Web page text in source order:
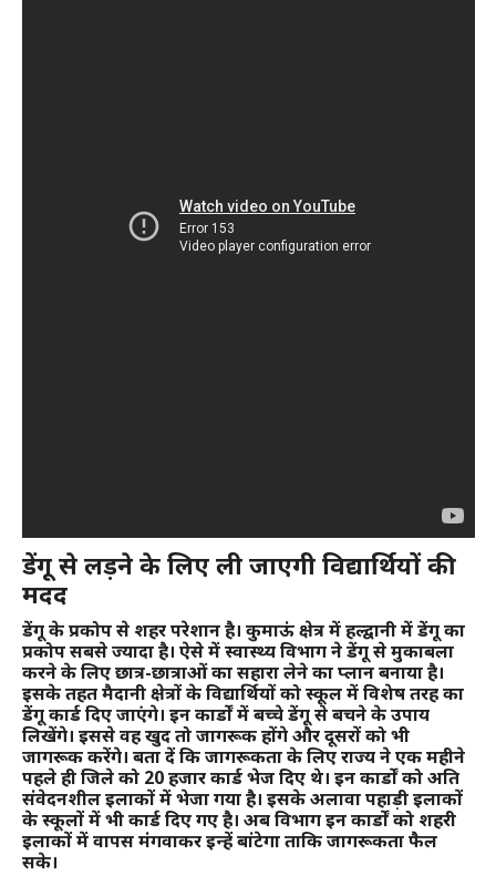
डेंगू से लड़ने के लिए ली जाएगी विद्यार्थियों की
मदद
डेंगू के प्रकोप से शहर परेशान है। कुमाऊं क्षेत्र में हल्द्वानी में डेंगू का
प्रकोप सबसे ज्यादा है। ऐसे में स्वास्थ्य विभाग ने डेंगू से मुकाबला
करने के लिए छात्र-छात्राओं का सहारा लेने का प्लान बनाया है।
इसके तहत मैदानी क्षेत्रों के विद्यार्थियों को स्कूल में विशेष तरह का
डेंगू कार्ड दिए जाएंगे। इन कार्डों में बच्चे डेंगू से बचने के उपाय
लिखेंगे। इससे वह खुद तो जागरूक होंगे और दूसरों को भी
जागरूक करेंगे। बता दें कि जागरूकता के लिए राज्य ने एक महीने
पहले ही जिले को 20 हजार कार्ड भेज दिए थे। इन कार्डों को अति
संवेदनशील इलाकों में भेजा गया है। इसके अलावा पहाड़ी इलाकों
के स्कूलों में भी कार्ड दिए गए है। अब विभाग इन कार्डों को शहरी
इलाकों में वापस मंगवाकर इन्हें बांटेगा ताकि जागरूकता फैल
सके।